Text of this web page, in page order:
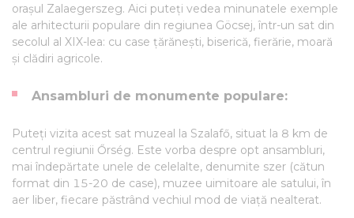
orașul Zalaegerszeg. Aici puteți vedea minunatele exemple
ale arhitecturii populare din regiunea Göcsej, într-un sat din
secolul al XIX-lea: cu case țărănești, biserică, fierărie, moară
și clădiri agricole.
Ansambluri de monumente populare:
Puteți vizita acest sat muzeal la Szalafő, situat la 8 km de
centrul regiunii Őrség. Este vorba despre opt ansambluri,
mai îndepărtate unele de celelalte, denumite szer (cătun
format din 15-20 de case), muzee uimitoare ale satului, în
aer liber, fiecare păstrând vechiul mod de viață nealterat.